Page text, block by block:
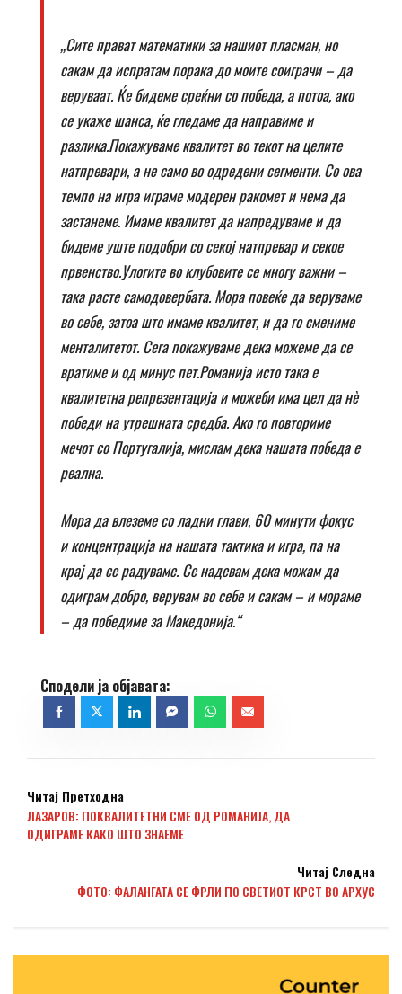
„Сите прават математики за нашиот пласман, но
сакам да испратам порака до моите соиграчи – да
веруваат. Ќе бидеме среќни со победа, а потоа, ако
се укаже шанса, ќе гледаме да направиме и
разлика.Покажуваме квалитет во текот на целите
натпревари, а не само во одредени сегменти. Со ова
темпо на игра играме модерен ракомет и нема да
застанеме. Имаме квалитет да напредуваме и да
бидеме уште подобри со секој натпревар и секое
првенство.Улогите во клубовите се многу важни –
така расте самодовербата. Мора повеќе да веруваме
во себе, затоа што имаме квалитет, и да го смениме
менталитетот. Сега покажуваме дека можеме да се
вратиме и од минус пет.Романија исто така е
квалитетна репрезентација и можеби има цел да нè
победи на утрешната средба. Ако го повториме
мечот со Португалија, мислам дека нашата победа е
реална.
Мора да влеземе со ладни глави, 60 минути фокус
и концентрација на нашата тактика и игра, па на
крај да се радуваме. Се надевам дека можам да
одиграм добро, верувам во себе и сакам – и мораме
– да победиме за Македонија.“
Читај Претходна
ЛАЗАРОВ: ПОКВАЛИТЕТНИ СМЕ ОД РОМАНИЈА, ДА
ОДИГРАМЕ КАКО ШТО ЗНАЕМЕ
Читај Следна
ФОТО: ФАЛАНГАТА СЕ ФРЛИ ПО СВЕТИОТ КРСТ ВО АРХУС